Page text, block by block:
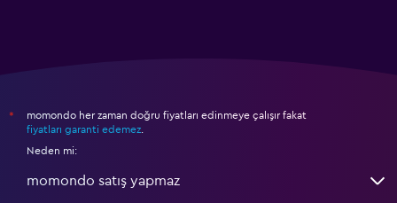
*
momondo her zaman doğru fiyatları edinmeye çalışır fakat
fiyatları garanti edemez
Neden mi:
momondo satış yapmaz